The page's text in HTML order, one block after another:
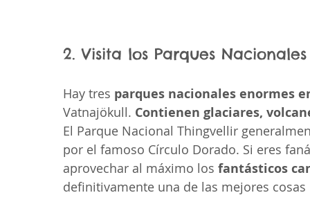
2. Visita los Parques Nacionales
Hay tres parques nacionales enormes
Vatnajökull. Contienen glaciares,
El Parque Nacional Thingvellir
por el famoso Círculo Dorado. Si eres
aprovechar al máximo los fantásticos
definitivamente una de las mejores